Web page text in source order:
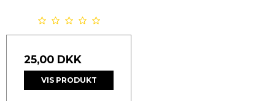
25,00 DKK
VIS PRODUKT